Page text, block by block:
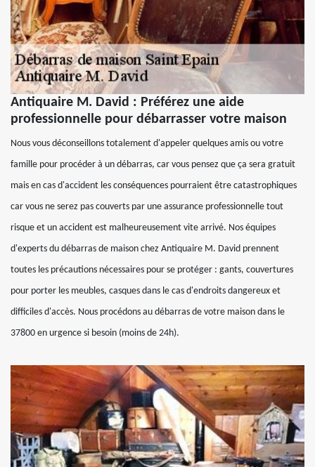
Antiquaire M. David : Préférez une aide
professionnelle pour débarrasser votre maison
Nous vous déconseillons totalement d'appeler quelques amis ou votre
famille pour procéder à un débarras, car vous pensez que ça sera gratuit
mais en cas d'accident les conséquences pourraient être catastrophiques
car vous ne serez pas couverts par une assurance professionnelle tout
risque et un accident est malheureusement vite arrivé. Nos équipes
d'experts du débarras de maison chez Antiquaire M. David prennent
toutes les précautions nécessaires pour se protéger : gants, couvertures
pour porter les meubles, casques dans le cas d'endroits dangereux et
difficiles d'accès. Nous procédons au débarras de votre maison dans le
37800 en urgence si besoin (moins de 24h).